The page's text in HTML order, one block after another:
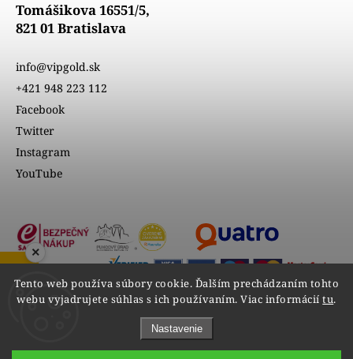
Tento web používa súbory cookie. Ďalším prechádzaním tohto
webu vyjadrujete súhlas s ich používaním. Viac informáciítu.
Nastavenie
Tomášikova 16551/5,
821 01 Bratislava
info@vipgold.sk
+421 948 223 112
Facebook
Twitter
Instagram
YouTube
×